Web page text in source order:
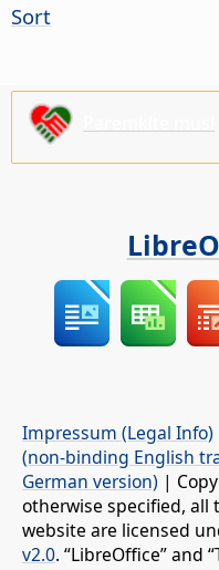
Sort
Impressum (Legal Info)
(non-binding English
German version) |
otherwise specified, all
website are licensed
v2.0. “LibreOffice” and